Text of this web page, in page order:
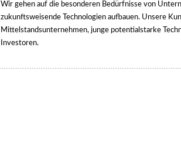
Wir gehen auf die besonderen Bedürfnisse von
zukunftsweisende Technologien aufbauen. Unsere
Mittelstandsunternehmen, junge potentialstarke
Investoren.